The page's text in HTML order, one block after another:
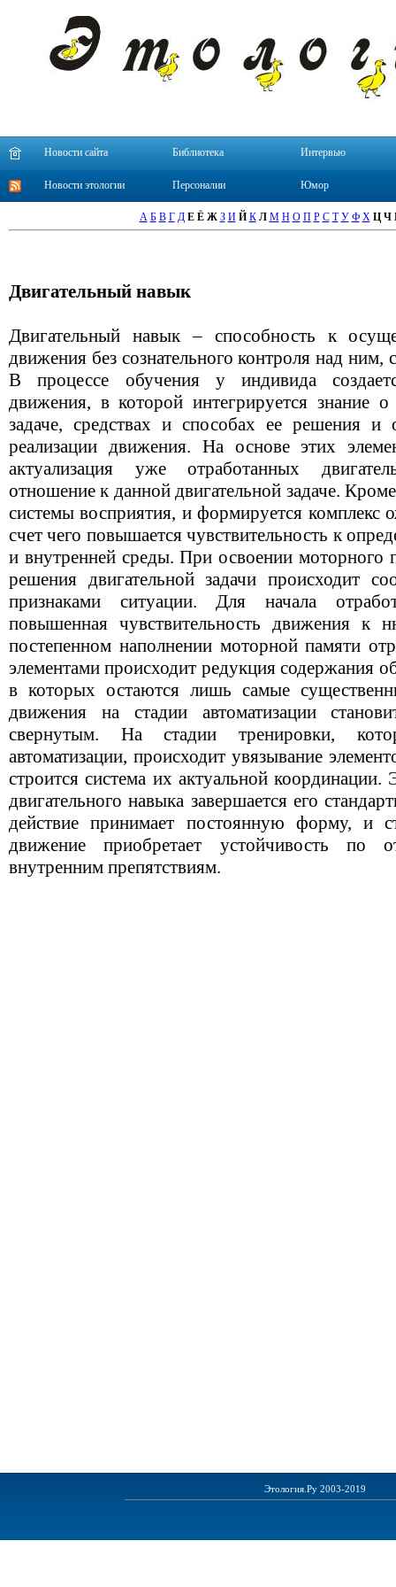
Новости сайта Библиотека Интервью
Новости этологии Персоналии Юмор
А Б В Г Д Е Ё Ж З И Й К Л М Н О П Р С Т У Ф Х Ц Ч
Двигательный навык
Двигательный навык – способность к
движения без сознательного контроля над
В процессе обучения у индивида
движения, в которой интегрируется знание
задаче, средствах и способах ее решения и
реализации движения. На основе этих
актуализация уже отработанных
отношение к данной двигательной задаче.
системы восприятия, и формируется комплекс
счет чего повышается чувствительность к
и внутренней среды. При освоении моторного
решения двигательной задачи происходит
признаками ситуации. Для начала
повышенная чувствительность движения к
постепенном наполнении моторной памяти
элементами происходит редукция содержания
в которых остаются лишь самые
движения на стадии автоматизации
свернутым. На стадии тренировки,
автоматизации, происходит увязывание
строится система их актуальной
двигательного навыка завершается его
действие принимает постоянную форму, и
движение приобретает устойчивость
внутренним препятствиям.
Этология.Ру 2003-2019